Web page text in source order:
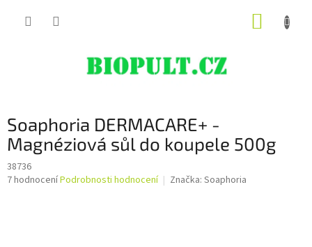
Soaphoria DERMACARE+ -
Magnéziová sůl do koupele 500g
38736
Průměrné
7 hodnoceníPodrobnosti hodnocení Značka: Soaphoria